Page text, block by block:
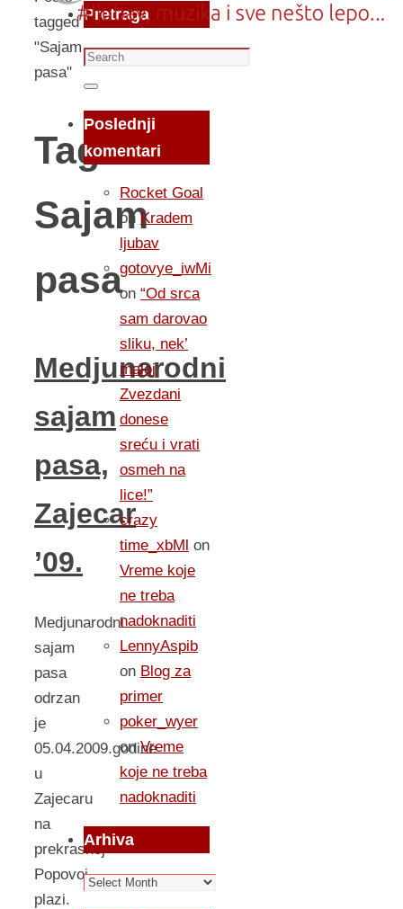
tagged
"Sajam
pasa"
Tag:
Sajam
pasa
Medjunarodni
sajam
pasa,
Zajecar
’09.
Medjunarodni
sajam
pasa
odrzan
je
05.04.2009.godine
u
Zajecaru
na
prekrasnoj
Popovoj
plazi.
Pretraga
Search
for:
Search
Poslednji
komentari
Rocket Goal
onKradem
ljubav
gotovye_iwMi
on “Od srca
sam darovao
sliku, nek’
maloj
Zvezdani
donese
sreću i vrati
osmeh na
lice!”
crazy
time_xbMl on
Vreme koje
ne treba
nadoknaditi
LennyAspib
on Blog za
primer
poker_wyer
onVreme
koje ne treba
nadoknaditi
Arhiva
Arhiva